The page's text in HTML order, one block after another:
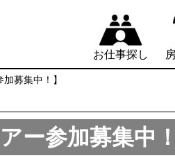
お仕事探し
募集中！】
ー参加募集中！